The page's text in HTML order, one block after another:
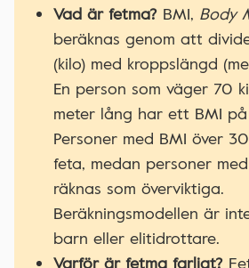
Vad är fetma? BMI, Body
beräknas genom att
(kilo) med kroppslängd
En person som väger 70
meter lång har ett BMI på
Personer med BMI över
feta, medan personer
räknas som överviktiga.
Beräkningsmodellen är
barn eller elitidrottare.
Varför är fetma farligt?